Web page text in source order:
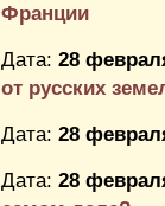
Франции
Дата: 28
от русских
Дата: 28
Дата: 28